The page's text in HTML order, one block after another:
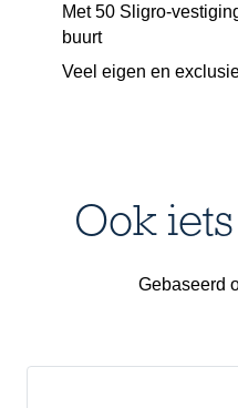
Met 50 Sligro-
buurt
Veel eigen en
Ook
Gebaseerd